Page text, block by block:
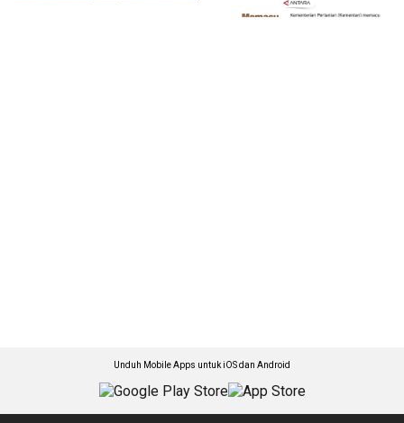
Unduh Mobile Apps untuk iOS dan Android